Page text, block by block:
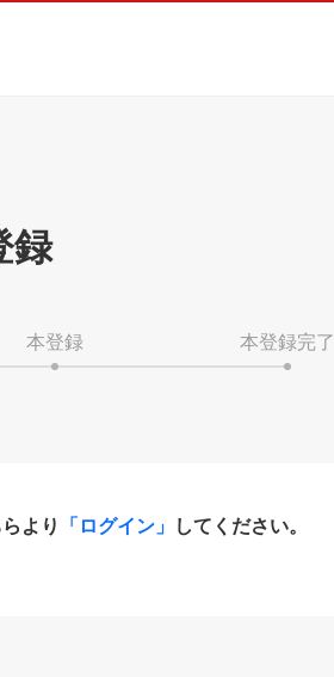
録
本登録 本登録完了
より 「ログイン」 してください。